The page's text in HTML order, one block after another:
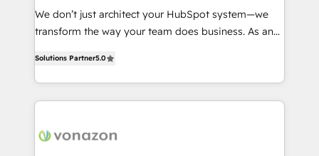
Canada, Germany, France, Belgium, Singapore, and
South Africa. Certified compliant with ISO/IEC
international offices and 175+ employees.
We don’t just architect your HubSpot system—we
transform the way your team does business. As an
creating tailored, end-to-end CRM solutions that
accelerate growth, improve operational efficiency,
and ensure faster time to value on HubSpot. What
day one, our team takes the time to deeply
Solutions Partner5.0